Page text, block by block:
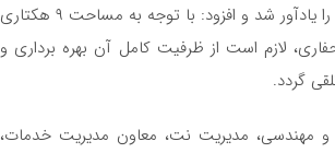
تجهیزات حفاری در جهت چابک سازی و استفاده از خدمات برون سپاری را یادآور شد و افزود: با توجه به مساحت ۹ هکتاری
لازم است از ظرفیت کامل آن بهره برداری و
گردد.
و مهندسی، مدیریت نت، معاون مدیریت خدمات،